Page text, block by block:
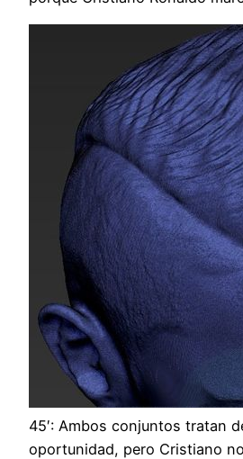
45′: Ambos conjuntos tratan
oportunidad, pero Cristiano